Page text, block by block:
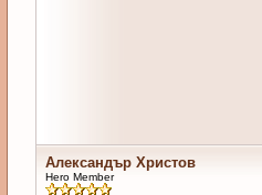
Александър Христов
Hero Member